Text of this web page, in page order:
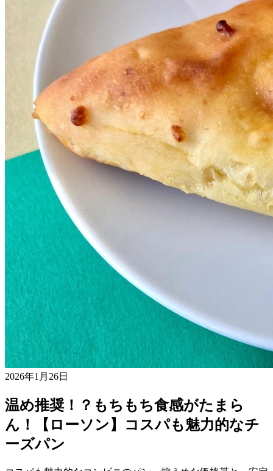
2026年1月26日
温め推奨！？もちもち食感がたまら
ん！【ローソン】コスパも魅力的なチ
ーズパン